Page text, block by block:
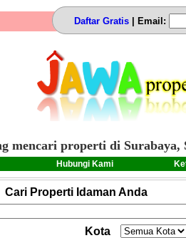
Daftar Gratis | Email:
mencari properti di
Hubungi Kami
Cari Properti Idaman Anda
Kota